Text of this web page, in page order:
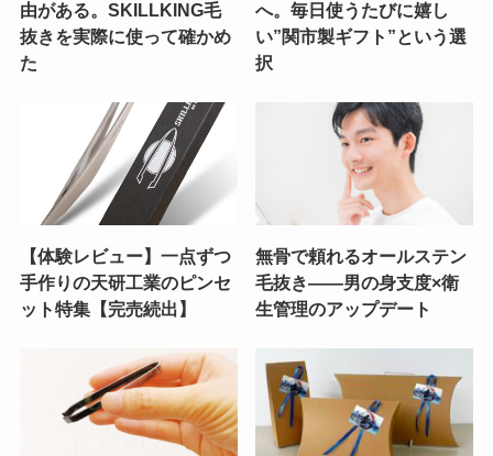
由がある。SKILLKING毛
抜きを実際に使って確かめ
た
へ。毎日使うたびに嬉し
い”関市製ギフト”という選
択
【体験レビュー】一点ずつ
手作りの天研工業のピンセ
ット特集【完売続出】
無骨で頼れるオールステン
毛抜き——男の身支度×衛
生管理のアップデート